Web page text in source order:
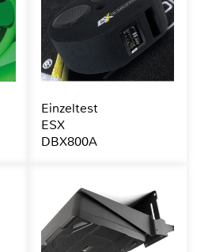
Einzeltest
ESX
DBX800A